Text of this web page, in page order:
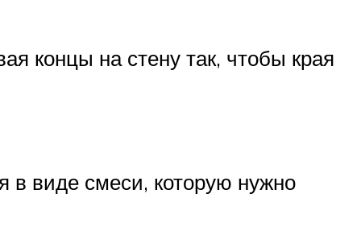
концы на стену так, чтобы края
в виде смеси, которую нужно